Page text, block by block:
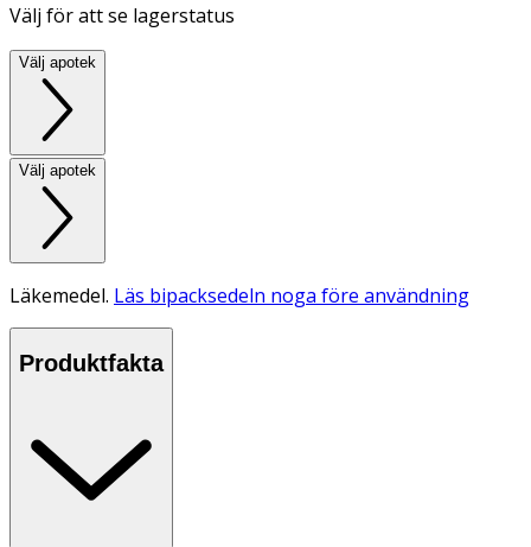
Välj för att se lagerstatus
Välj apotek
Välj apotek
Läkemedel. Läs bipacksedeln noga före användning
Produktfakta